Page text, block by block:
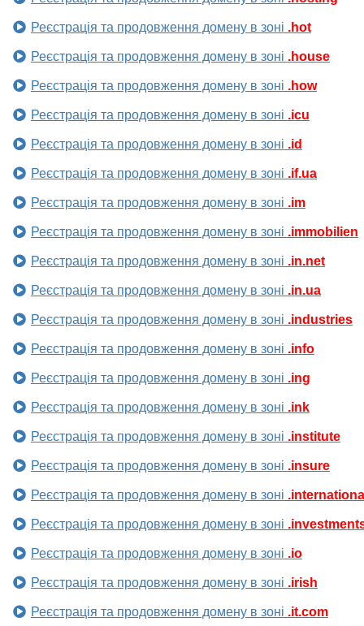
Реєстрація та продовження домену в зоні .hot
Реєстрація та продовження домену в зоні .house
Реєстрація та продовження домену в зоні .how
Реєстрація та продовження домену в зоні .icu
Реєстрація та продовження домену в зоні .id
Реєстрація та продовження домену в зоні .if.ua
Реєстрація та продовження домену в зоні .im
Реєстрація та продовження домену в зоні .immobilien
Реєстрація та продовження домену в зоні .in.net
Реєстрація та продовження домену в зоні .in.ua
Реєстрація та продовження домену в зоні .industries
Реєстрація та продовження домену в зоні .info
Реєстрація та продовження домену в зоні .ing
Реєстрація та продовження домену в зоні .ink
Реєстрація та продовження домену в зоні .institute
Реєстрація та продовження домену в зоні .insure
Реєстрація та продовження домену в зоні
Реєстрація та продовження домену в зоні
Реєстрація та продовження домену в зоні .io
Реєстрація та продовження домену в зоні .irish
Реєстрація та продовження домену в зоні .it.com